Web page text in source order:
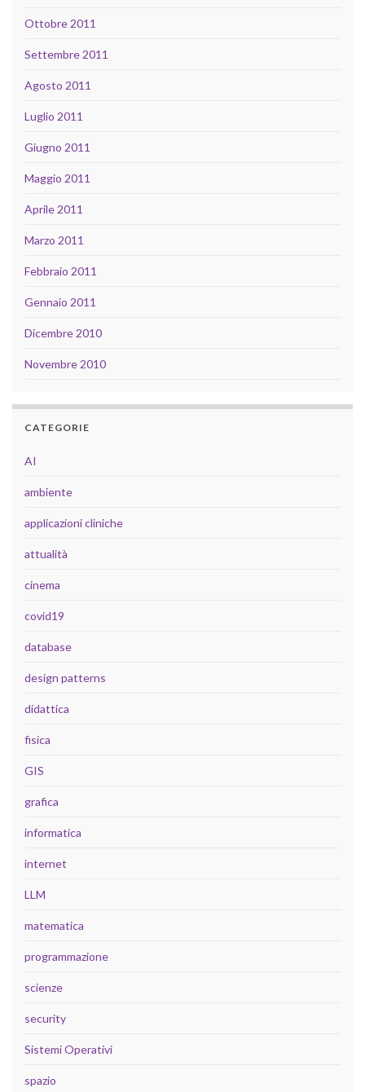
Ottobre 2011
Settembre 2011
Agosto 2011
Luglio 2011
Giugno 2011
Maggio 2011
Aprile 2011
Marzo 2011
Febbraio 2011
Gennaio 2011
Dicembre 2010
Novembre 2010
CATEGORIE
AI
ambiente
applicazioni cliniche
attualità
cinema
covid19
database
design patterns
didattica
fisica
GIS
grafica
informatica
internet
LLM
matematica
programmazione
scienze
security
Sistemi Operativi
spazio